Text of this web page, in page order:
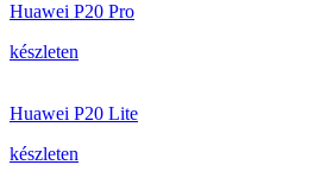
Huawei P20 Pro
készleten
Huawei P20 Lite
készleten